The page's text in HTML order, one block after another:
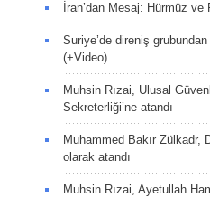
İran’dan Mesaj: Hürmüz
Suriye’de direniş
(+Video)
Muhsin Rızai, Ulusal
Sekreterliği’ne atandı
Muhammed Bakır Zülkadr,
olarak atandı
Muhsin Rızai, Ayetullah